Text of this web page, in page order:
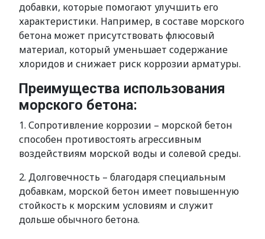
добавки, которые помогают улучшить его
характеристики. Например, в составе морского
бетона может присутствовать флюсовый
материал, который уменьшает содержание
хлоридов и снижает риск коррозии арматуры.
Преимущества использования
морского бетона:
1. Сопротивление коррозии – морской бетон
способен противостоять агрессивным
воздействиям морской воды и солевой среды.
2. Долговечность – благодаря специальным
добавкам, морской бетон имеет повышенную
стойкость к морским условиям и служит
дольше обычного бетона.